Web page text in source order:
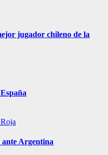
jugador chileno de la
Argentina